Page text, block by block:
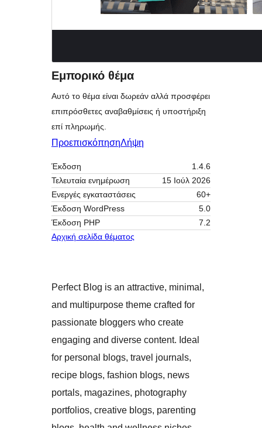
Εμπορικό θέμα
Αυτό το θέμα είναι δωρεάν αλλά προσφέρει
επιπρόσθετες αναβαθμίσεις ή υποστήριξη
επί πληρωμής.
ΠροεπισκόπησηΛήψη
Έκδοση
1.4.6
Τελευταία ενημέρωση
15 Ιούλ 2026
Ενεργές εγκαταστάσεις
60+
Έκδοση WordPress
5.0
Έκδοση ΡΗΡ
7.2
Αρχική σελίδα θέματος
Perfect Blog is an attractive, minimal,
and multipurpose theme crafted for
passionate bloggers who create
engaging and diverse content. Ideal
for personal blogs, travel journals,
recipe blogs, fashion blogs, news
portals, magazines, photography
portfolios, creative blogs, parenting